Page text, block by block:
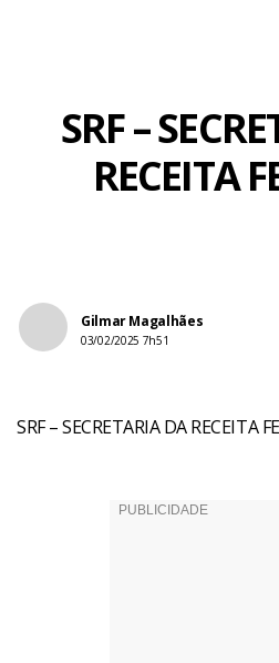
SRF –
RECEITA
Gilmar Magalhães
03/02/2025 7h51
SRF – SECRETARIA DA RECEITA